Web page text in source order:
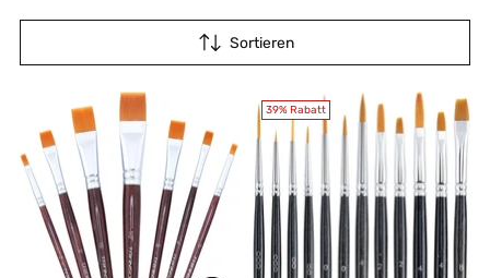
Sortieren
39% Rabatt